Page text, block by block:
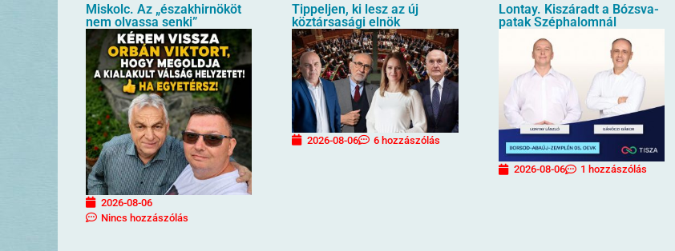
Miskolc. Az „északhirnököt
nem olvassa senki”
2026-08-06
Nincs hozzászólás
Tippeljen, ki lesz az új
köztársasági elnök
2026-08-06 6 hozzászólás
Lontay. Kiszáradt a Bózsva-
patak Széphalomnál
2026-08-06 1 hozzászólás